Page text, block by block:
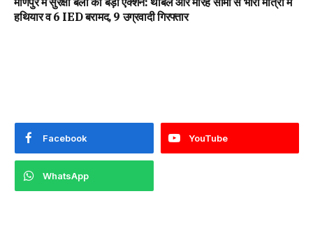
हथियार व 6 IED बरामद, 9 उग्रवादी गिरफ्तार
Facebook YouTube
WhatsApp